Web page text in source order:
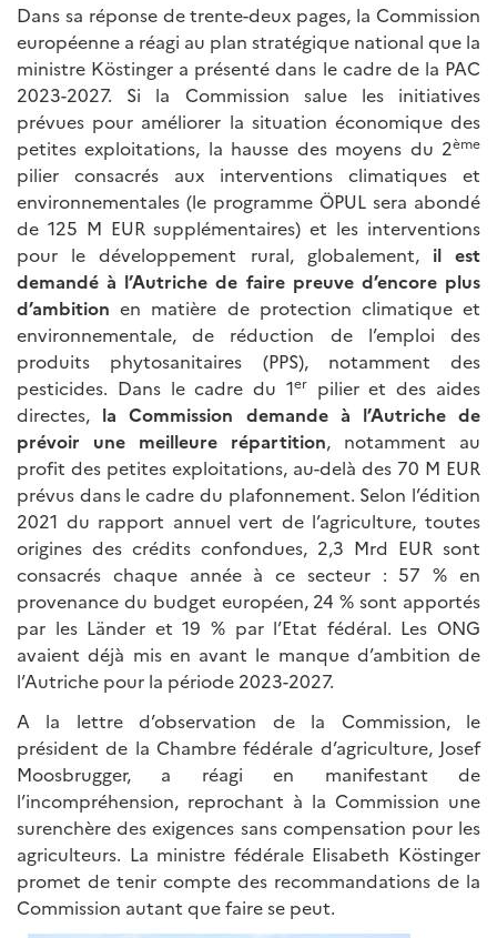
Dans sa réponse de trente-deux pages, la Commission
européenne a réagi au plan stratégique national que la
ministre Köstinger a présenté dans le cadre de la PAC
2023-2027. Si la Commission salue les initiatives
prévues pour améliorer la situation économique des
petites exploitations, la hausse des moyens du 2ème
pilier consacrés aux interventions climatiques et
environnementales (le programme ÖPUL sera abondé
de 125 M EUR supplémentaires) et les interventions
pour le développement rural, globalement, il est
demandé à l’Autriche de faire preuve d’encore plus
d’ambition en matière de protection climatique et
environnementale, de réduction de l’emploi des
produits phytosanitaires (PPS), notamment des
pesticides. Dans le cadre du 1erpilier et des aides
directes, la Commission demande à l’Autriche de
prévoir une meilleure répartition, notamment au
profit des petites exploitations, au-delà des 70 M EUR
prévus dans le cadre du plafonnement. Selon l’édition
2021 du rapport annuel vert de l’agriculture, toutes
origines des crédits confondues, 2,3 Mrd EUR sont
consacrés chaque année à ce secteur : 57 % en
provenance du budget européen, 24 % sont apportés
par les Länder et 19 % par l’Etat fédéral. Les ONG
avaient déjà mis en avant le manque d’ambition de
l’Autriche pour la période 2023-2027.
A la lettre d’observation de la Commission, le
président de la Chambre fédérale d’agriculture, Josef
Moosbrugger, a réagi en manifestant de
l’incompréhension, reprochant à la Commission une
surenchère des exigences sans compensation pour les
agriculteurs. La ministre fédérale Elisabeth Köstinger
promet de tenir compte des recommandations de la
Commission autant que faire se peut.